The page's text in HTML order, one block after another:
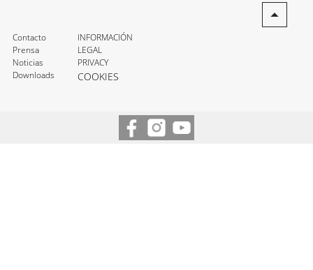
Contacto
Prensa
Noticias
Downloads
INFORMACIÓN
LEGAL
PRIVACY
COOKIES